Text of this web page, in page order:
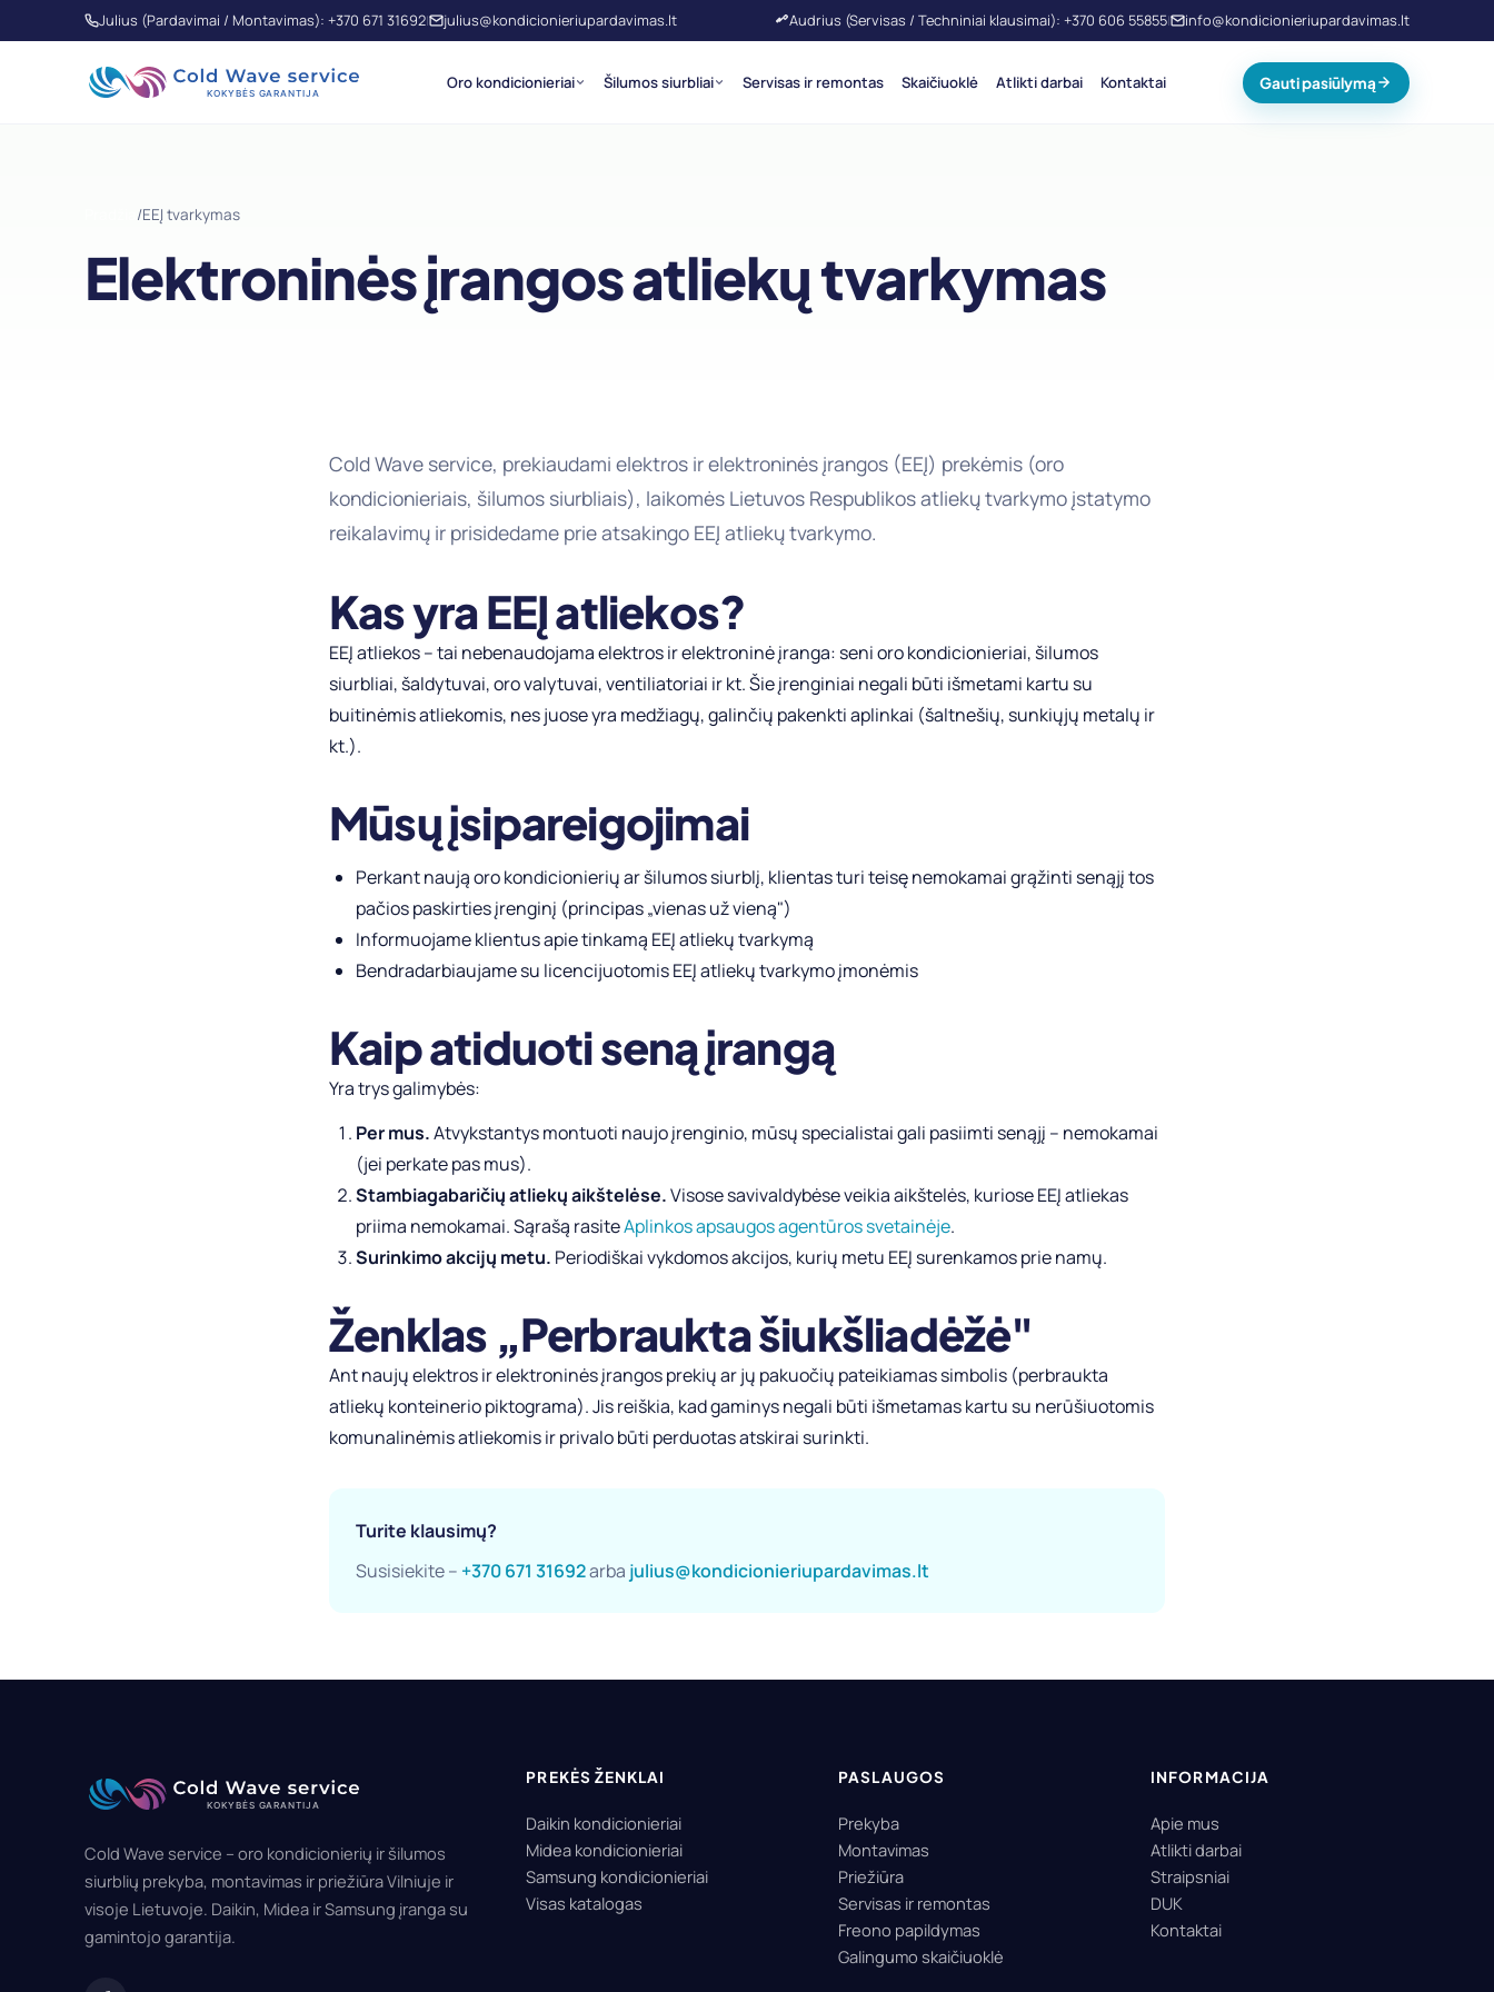
Julius (Pardavimai / Montavimas): +370 671 31692| julius@kondicionieriupardavimas.lt Audrius (Servisas / Techniniai klausimai): +370 606 55855| info@kondicionieriupardavimas.lt
Oro kondicionieriai Šilumos siurbliai Servisas ir remontas Skaičiuoklė Atlikti darbai Kontaktai Gauti pasiūlymą
/EEĮ tvarkymas
Elektroninės įrangos atliekų tvarkymas
Cold Wave service, prekiaudami elektros ir elektroninės įrangos (EEĮ) prekėmis (oro
kondicionieriais, šilumos siurbliais), laikomės Lietuvos Respublikos atliekų tvarkymo įstatymo
reikalavimų ir prisidedame prie atsakingo EEĮ atliekų tvarkymo.
Kas yra EEĮ atliekos?
EEĮ atliekos – tai nebenaudojama elektros ir elektroninė įranga: seni oro kondicionieriai, šilumos
siurbliai, šaldytuvai, oro valytuvai, ventiliatoriai ir kt. Šie įrenginiai negali būti išmetami kartu su
buitinėmis atliekomis, nes juose yra medžiagų, galinčių pakenkti aplinkai (šaltnešių, sunkiųjų metalų ir
kt.).
Mūsų įsipareigojimai
Perkant naują oro kondicionierių ar šilumos siurblį, klientas turi teisę nemokamai grąžinti senąjį tos
pačios paskirties įrenginį (principas „vienas už vieną")
Informuojame klientus apie tinkamą EEĮ atliekų tvarkymą
Bendradarbiaujame su licencijuotomis EEĮ atliekų tvarkymo įmonėmis
Kaip atiduoti seną įrangą
Yra trys galimybės:
Per mus.Atvykstantys montuoti naujo įrenginio, mūsų specialistai gali pasiimti senąjį – nemokamai
(jei perkate pas mus).
Stambiagabaričių atliekų aikštelėse.Visose savivaldybėse veikia aikštelės, kuriose EEĮ atliekas
priima nemokamai. Sąrašą rasiteAplinkos apsaugos agentūros svetainėje.
Surinkimo akcijų metu. Periodiškai vykdomos akcijos, kurių metu EEĮ surenkamos prie namų.
Ženklas „Perbraukta šiukšliadėžė"
Ant naujų elektros ir elektroninės įrangos prekių ar jų pakuočių pateikiamas simbolis (perbraukta
atliekų konteinerio piktograma). Jis reiškia, kad gaminys negali būti išmetamas kartu su nerūšiuotomis
komunalinėmis atliekomis ir privalo būti perduotas atskirai surinkti.
Turite klausimų?
Susisiekite – +370 671 31692arba julius@kondicionieriupardavimas.lt
Cold Wave service – oro kondicionierių ir šilumos
siurblių prekyba, montavimas ir priežiūra Vilniuje ir
visoje Lietuvoje. Daikin, Midea ir Samsung įranga su
gamintojo garantija.
PREKĖS ŽENKLAI
Daikin kondicionieriai
Midea kondicionieriai
Samsung kondicionieriai
Visas katalogas
PASLAUGOS
Prekyba
Montavimas
Priežiūra
Servisas ir remontas
Freono papildymas
Galingumo skaičiuoklė
INFORMACIJA
Apie mus
Atlikti darbai
Straipsniai
DUK
Kontaktai